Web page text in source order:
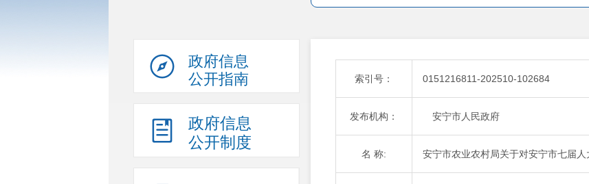
政府信息
公开指南
政府信息
公开制度
索引号： 0151216811-202510-102684
发布机构： 安宁市人民政府
名 称: 安宁市农业农村局关于对安宁市七届